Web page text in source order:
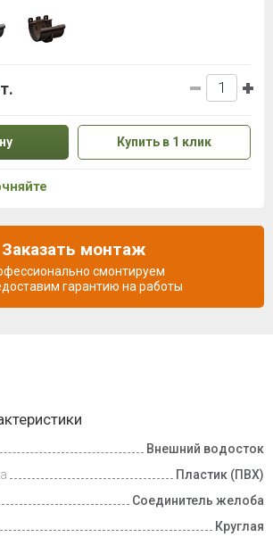
Внешний водосток
Пластик (ПВХ)
Соединитель желоба
Круглая
Купить в 1 клик
Заказать монтаж
смонтируем
гарантию на работы